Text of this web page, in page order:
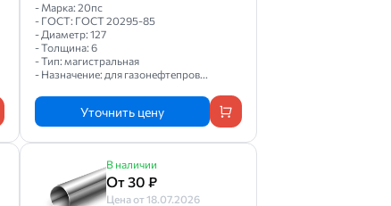
- Марка: 20пс
- ГОСТ: ГОСТ 20295-85
- Диаметр: 127
- Толщина: 6
- Тип: магистральная
- Назначение: для газонефтепров...
Уточнить цену
В наличии
От 30 ₽
Цена от 18.07.2026